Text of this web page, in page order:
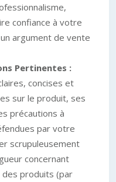
confiance à votre
argument de vente
Pertinentes :
concises et
sur le produit, ses
précautions à
par votre
scrupuleusement
concernant
des produits (par